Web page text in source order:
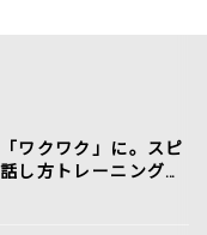
ワクワク」に。スピ
し方トレーニング」